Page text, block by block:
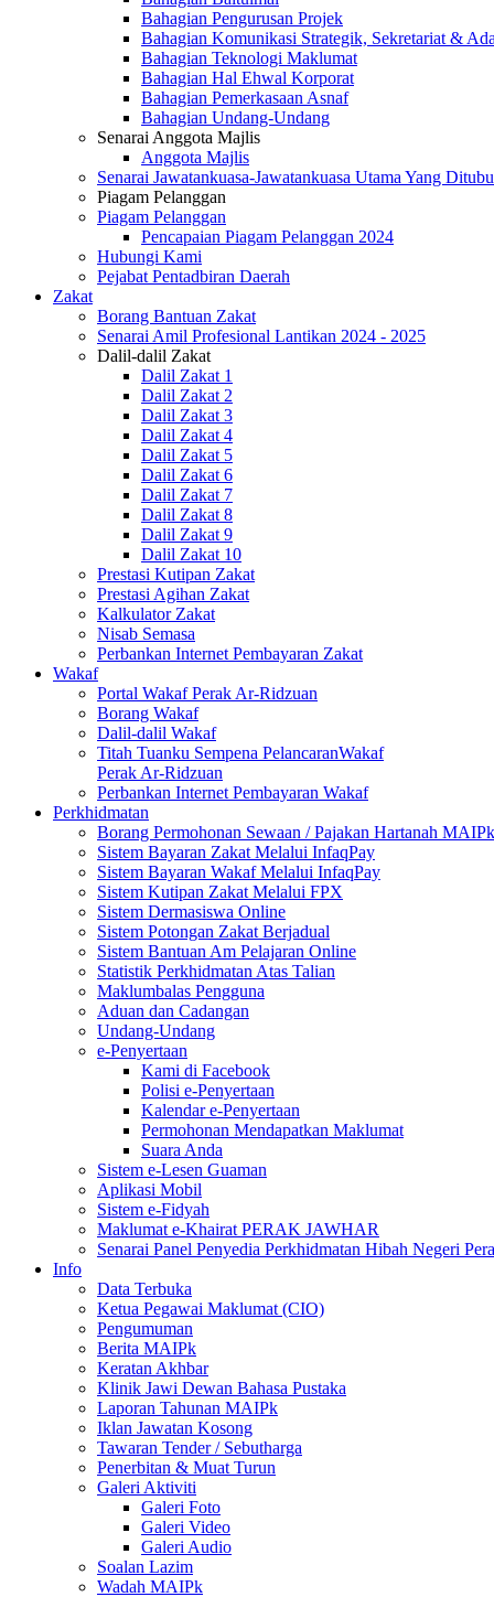
Bahagian Pengurusan Projek
Bahagian Komunikasi Strategik, Sekretariat &
Bahagian Teknologi Maklumat
Bahagian Hal Ehwal Korporat
Bahagian Pemerkasaan Asnaf
Bahagian Undang-Undang
Senarai Anggota Majlis
Anggota Majlis
Senarai Jawatankuasa-Jawatankuasa Utama Yang
Piagam Pelanggan
Piagam Pelanggan
Pencapaian Piagam Pelanggan 2024
Hubungi Kami
Pejabat Pentadbiran Daerah
Zakat
Borang Bantuan Zakat
Senarai Amil Profesional Lantikan 2024 - 2025
Dalil-dalil Zakat
Dalil Zakat 1
Dalil Zakat 2
Dalil Zakat 3
Dalil Zakat 4
Dalil Zakat 5
Dalil Zakat 6
Dalil Zakat 7
Dalil Zakat 8
Dalil Zakat 9
Dalil Zakat 10
Prestasi Kutipan Zakat
Prestasi Agihan Zakat
Kalkulator Zakat
Nisab Semasa
Perbankan Internet Pembayaran Zakat
Wakaf
Portal Wakaf Perak Ar-Ridzuan
Borang Wakaf
Dalil-dalil Wakaf
Titah Tuanku Sempena PelancaranWakaf
Perak Ar-Ridzuan
Perbankan Internet Pembayaran Wakaf
Perkhidmatan
Borang Permohonan Sewaan / Pajakan Hartanah MAIPk
Sistem Bayaran Zakat Melalui InfaqPay
Sistem Bayaran Wakaf Melalui InfaqPay
Sistem Kutipan Zakat Melalui FPX
Sistem Dermasiswa Online
Sistem Potongan Zakat Berjadual
Sistem Bantuan Am Pelajaran Online
Statistik Perkhidmatan Atas Talian
Maklumbalas Pengguna
Aduan dan Cadangan
Undang-Undang
e-Penyertaan
Kami di Facebook
Polisi e-Penyertaan
Kalendar e-Penyertaan
Permohonan Mendapatkan Maklumat
Suara Anda
Sistem e-Lesen Guaman
Aplikasi Mobil
Sistem e-Fidyah
Maklumat e-Khairat PERAK JAWHAR
Senarai Panel Penyedia Perkhidmatan Hibah Negeri
Info
Data Terbuka
Ketua Pegawai Maklumat (CIO)
Pengumuman
Berita MAIPk
Keratan Akhbar
Klinik Jawi Dewan Bahasa Pustaka
Laporan Tahunan MAIPk
Iklan Jawatan Kosong
Tawaran Tender / Sebutharga
Penerbitan & Muat Turun
Galeri Aktiviti
Galeri Foto
Galeri Video
Galeri Audio
Soalan Lazim
Wadah MAIPk